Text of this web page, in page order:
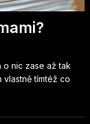
o nic zase až tak
tímtéž co